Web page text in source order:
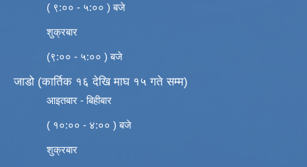
( ९:०० - ५:०० ) बजे
शुक्रबार
(९:०० - ५:०० ) बजे
जाडो (कार्तिक १६ देखि माघ १५ गते सम्म)
आइतबार - बिहीबार
( १०:०० - ४:०० ) बजे
शुक्रबार